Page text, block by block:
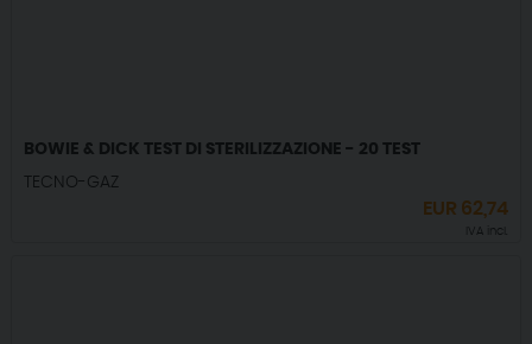
BOWIE & DICK TEST DI STERILIZZAZIONE - 20 TEST
TECNO-GAZ
EUR 62,74
IVA incl.